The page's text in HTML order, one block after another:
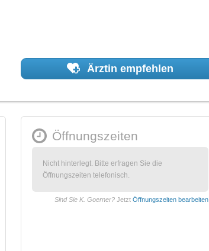
Ärztin empfehlen
Öffnungszeiten
Nicht hinterlegt. Bitte erfragen Sie die
Öffnungszeiten telefonisch.
Sind Sie K. Goerner? Jetzt Öffnungszeiten bearbeiten